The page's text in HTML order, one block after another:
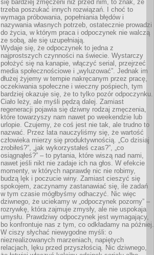
się bardziej zmęczeni niż przed nim, to znak, że
trzeba poszukać innych rozwiązań. I choć to
wymaga próbowania, popełniania błędów i
nazywania własnych potrzeb, ostatecznie prowadzi
do życia, w którym praca i odpoczynek nie walczą
ze sobą, ale się uzupełniają.
Wydaje się, że odpoczynek to jedna z
najprostszych czynności na świecie. Wystarczy
położyć się na kanapie, włączyć serial, przejrzeć
media społecznościowe i „wyluzować”. Jednak im
dłużej żyjemy w tempie nakręcanym przez pracę,
oczekiwania społeczne i wieczny pośpiech, tym
bardziej okazuje się, że to tylko pozór odpoczynku.
Ciało leży, ale myśli pędzą dalej. Zamiast
regeneracji pojawia się dziwny rodzaj zmęczenia,
które towarzyszy nam nawet po weekendzie lub
urlopie. Czujemy, że coś jest nie tak, ale trudno to
nazwać. Przez lata nauczyliśmy się, że wartość
człowieka mierzy się produktywnością. „Co dzisiaj
zrobiłeś?”, „jak wykorzystałeś czas?”, „co
osiągnąłeś?” – to pytania, które wiszą nad nami,
nawet jeśli nikt nie zadaje ich na głos. W efekcie
momenty, w których naprawdę nic nie robimy,
budzą lęk i poczucie winy. Zamiast cieszyć się
spokojem, zaczynamy zastanawiać się, ile zadań
w tym czasie mógłbyśmy odhaczyć. Nic więc
dziwnego, że uciekamy w „odpoczynek pozorny” –
rozrywkę, która zajmuje zmysły, ale nie uspokaja
umysłu. Prawdziwy odpoczynek jest wymagający,
bo konfrontuje nas z tym, co odkładamy na później.
W ciszy słychać niewygodne myśli: o
niezrealizowanych marzeniach, napiętych
relacjach, lęku przed przyszłością. Nic dziwnego,